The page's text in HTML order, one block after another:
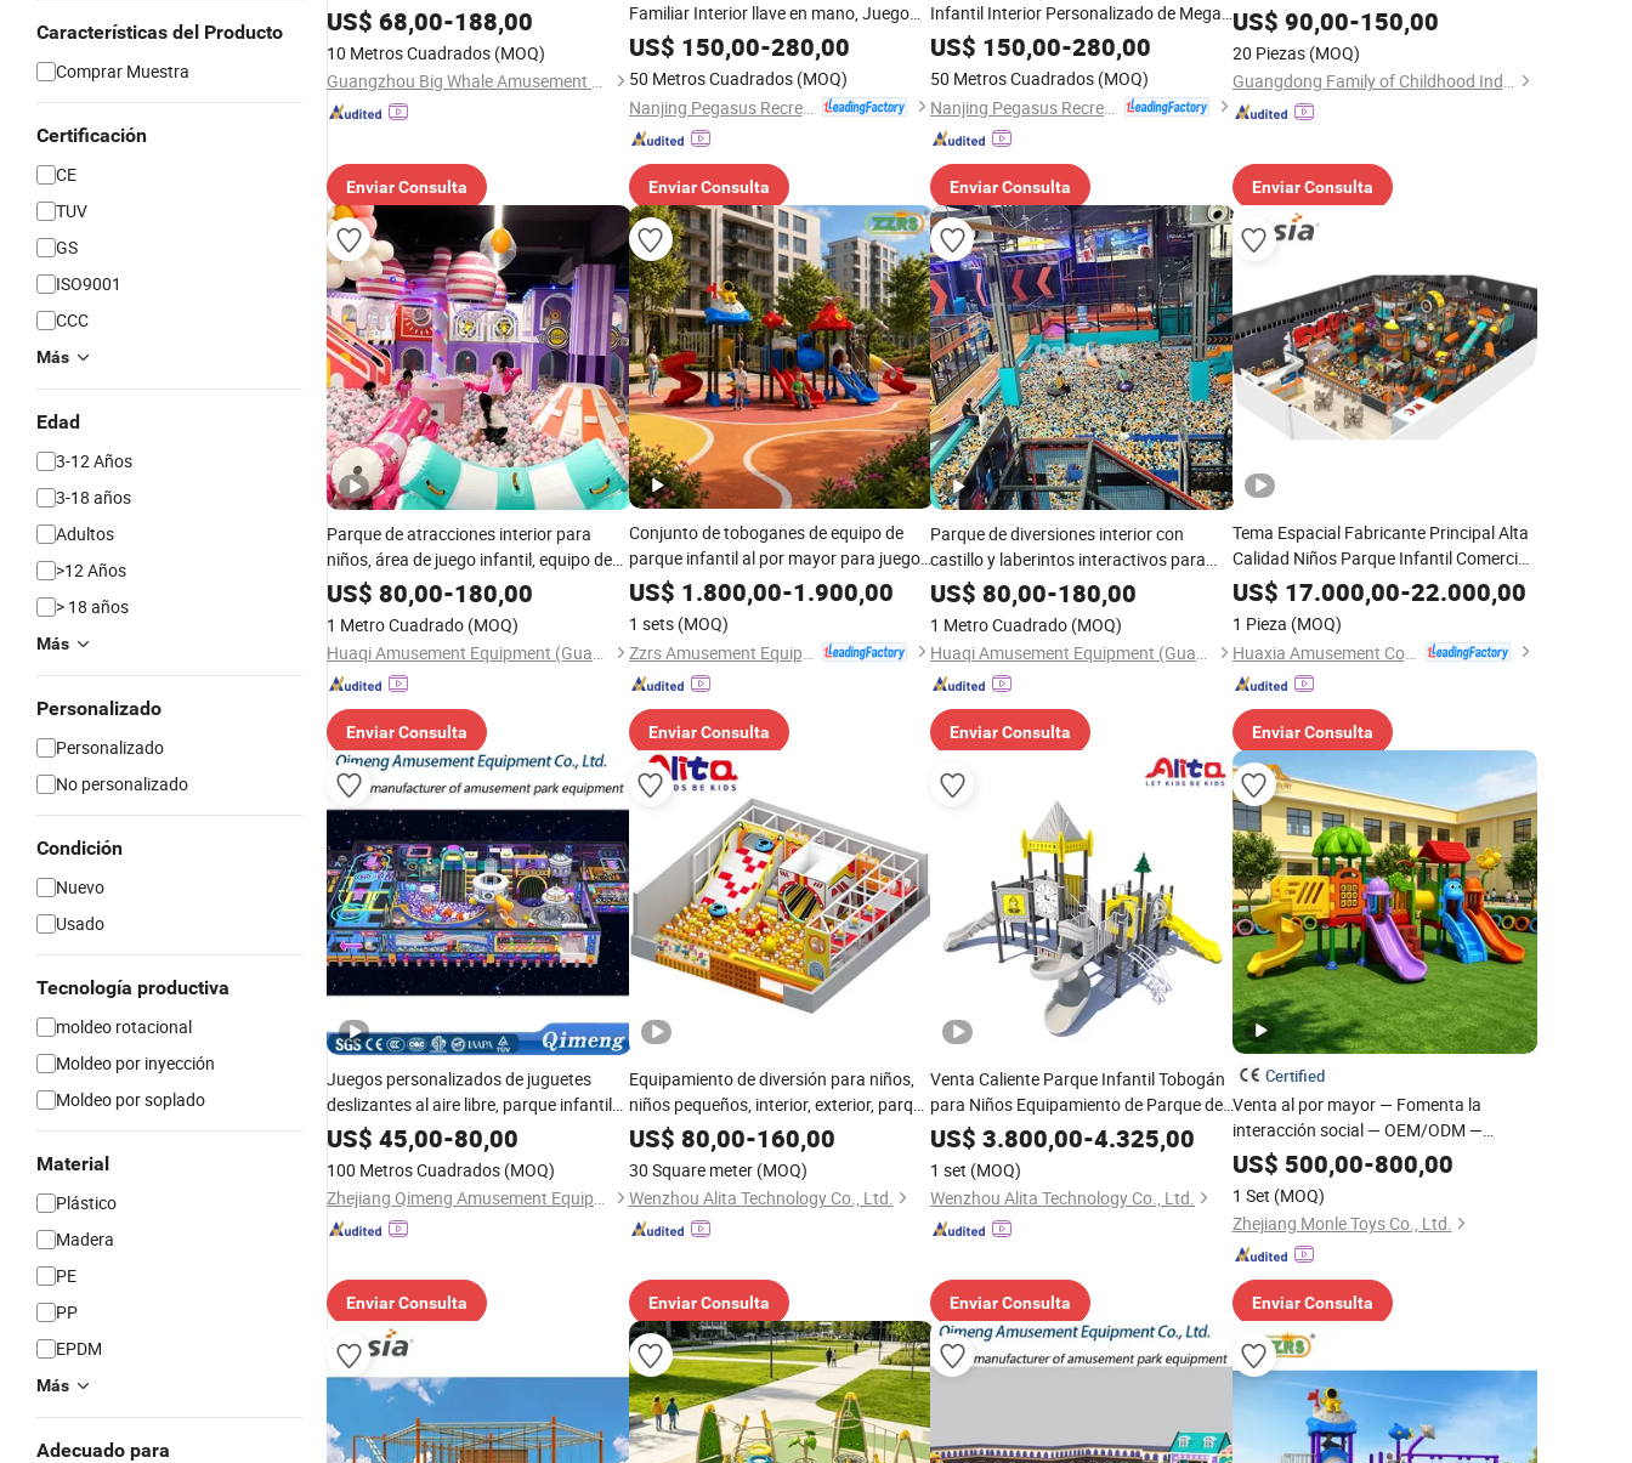
Características del Producto
Comprar Muestra
Certificación
CE
TUV
GS
ISO9001
CCC
Más
Edad
3-12 Años
3-18 años
Adultos
>12 Años
> 18 años
Más
Personalizado
Personalizado
No personalizado
Condición
Nuevo
Usado
Tecnología productiva
moldeo rotacional
Moldeo por inyección
Moldeo por soplado
Material
Plástico
Madera
PE
PP
EPDM
Más
Adecuado para
trampolín, escalada suave, salto y
tirolesa
US$ 68,00-188,00
10 Metros Cuadrados (MOQ)
Guangzhou Big Whale Amusement Equipment Co. Ltd
Enviar Consulta
Familiar Interior llave en mano, Juego
Suave Personalizado y Parque de
Aventuras para Todos los Grupos de
Edad
US$ 150,00-280,00
50 Metros Cuadrados (MOQ)
Nanjing Pegasus Recreation Equipment Co., Ltd.
Enviar Consulta
Infantil Interior Personalizado de Mega
Niños de Sqm por Cheer Amusement
US$ 150,00-280,00
50 Metros Cuadrados (MOQ)
Enviar Consulta
Personalizado Parque Infantil Interior
US$ 90,00-150,00
20 Piezas (MOQ)
Guangdong Family of Childhood Industrial Co., Ltd.
Enviar Consulta
Parque de atracciones interior para
niños, área de juego infantil, equipo de
parque de atracciones
US$ 80,00-180,00
1 Metro Cuadrado (MOQ)
Huaqi Amusement Equipment (Guangzhou) Co., Ltd.
Enviar Consulta
Conjunto de toboganes de equipo de
parque infantil al por mayor para juegos
en parques de niños
US$ 1.800,00-1.900,00
1 sets (MOQ)
Enviar Consulta
Parque de diversiones interior con
castillo y laberintos interactivos para
niños
US$ 80,00-180,00
1 Metro Cuadrado (MOQ)
Huaqi Amusement Equipment (Guangzhou) Co., Ltd.
Enviar Consulta
Tema Espacial Fabricante Principal Alta
Calidad Niños Parque Infantil Comercial
Interior
US$ 17.000,00-22.000,00
1 Pieza (MOQ)
Huaxia Amusement Co., Ltd.
Enviar Consulta
Juegos personalizados de juguetes
deslizantes al aire libre, parque infantil
interior para niños en venta, personaliza
parque infantil interior para niños
US$ 45,00-80,00
100 Metros Cuadrados (MOQ)
Zhejiang Qimeng Amusement Equipment Co., Ltd.
Enviar Consulta
Equipamiento de diversión para niños,
niños pequeños, interior, exterior, parque
infantil para jardín de
infancia/preescolar, conjunto de juego
suave
US$ 80,00-160,00
30 Square meter (MOQ)
Wenzhou Alita Technology Co., Ltd.
Enviar Consulta
Venta Caliente Parque Infantil Tobogán
para Niños Equipamiento de Parque de
Diversiones
US$ 3.800,00-4.325,00
1 set (MOQ)
Wenzhou Alita Technology Co., Ltd.
Enviar Consulta
Certified
Venta al por mayor — Fomenta la
interacción social — OEM/ODM —
Tobogán de plástico doble y
personalizado para exteriores y jardines,
ideal para parques infantil
US$ 500,00-800,00
1 Set (MOQ)
Zhejiang Monle Toys Co., Ltd.
Enviar Consulta